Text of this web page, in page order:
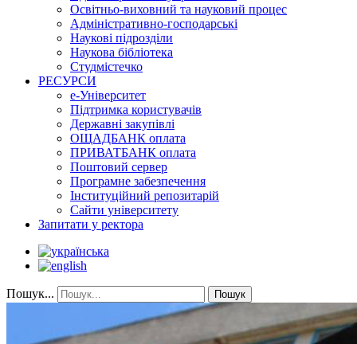
Освітньо-виховний та науковий процес
Адміністративно-господарські
Наукові підрозділи
Наукова бібліотека
Студмістечко
РЕСУРСИ
е-Університет
Підтримка користувачів
Державні закупівлі
ОЩАДБАНК оплата
ПРИВАТБАНК оплата
Поштовий сервер
Програмне забезпечення
Інституційний репозитарій
Сайти університету
Запитати у ректора
Пошук... Пошук